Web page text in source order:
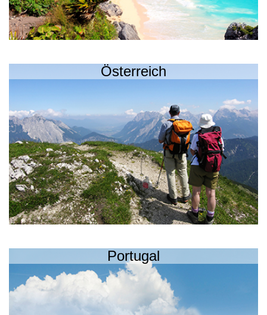
Österreich
Portugal